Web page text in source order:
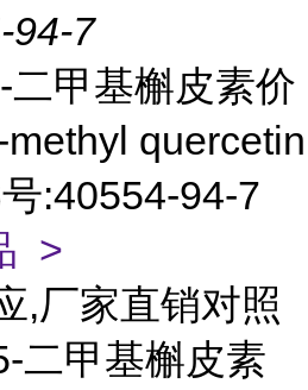
94-7
二甲基槲皮素价
quercetin
:40554-94-7
>
,厂家直销对照
二甲基槲皮素